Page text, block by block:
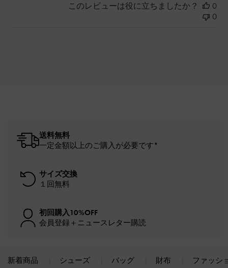
このレビューは役に立ちましたか？
0
0
送料無料
一定金額以上のご購入が必要です*
サイズ交換
１回無料
初回購入10%OFF
会員登録＋ニュースレター購読
新着商品 シューズ バッグ 財布 ファッシ